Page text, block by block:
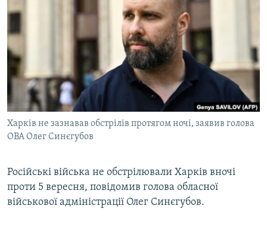
ФОТО
СПЕЦПРОЄКТИ
ПОДКАСТИ
КРИМ РЕАЛІЇ
РУС
КТАТ
Харків не зазнавав обстрілів протягом ночі, заявив голова
ОВА Олег Синєгубов
Російські війська не обстрілювали Харків вночі
проти 5 вересня, повідомив голова обласної
військової адміністрації Олег Синєгубов.